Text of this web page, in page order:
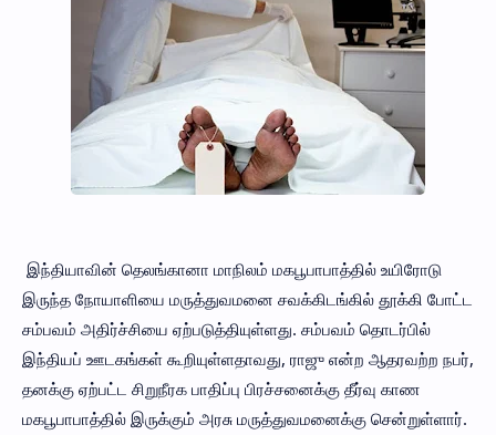
இந்தியாவின் தெலங்கானா மாநிலம் மகபூபாபாத்தில் உயிரோடு
இருந்த நோயாளியை மருத்துவமனை சவக்கிடங்கில் தூக்கி போட்ட
சம்பவம் அதிர்ச்சியை ஏற்படுத்தியுள்ளது. சம்பவம் தொடர்பில்
இந்தியப் ஊடகங்கள் கூறியுள்ளதாவது, ராஜு என்ற ஆதரவற்ற நபர்,
தனக்கு ஏற்பட்ட சிறுநீரக பாதிப்பு பிரச்சனைக்கு தீர்வு காண
மகபூபாபாத்தில் இருக்கும் அரசு மருத்துவமனைக்கு சென்றுள்ளார்.